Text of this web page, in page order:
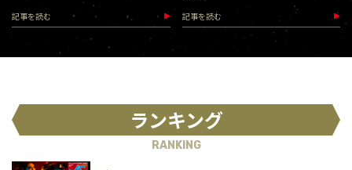
記事を読む 記事を読む
ランキング
RANKING